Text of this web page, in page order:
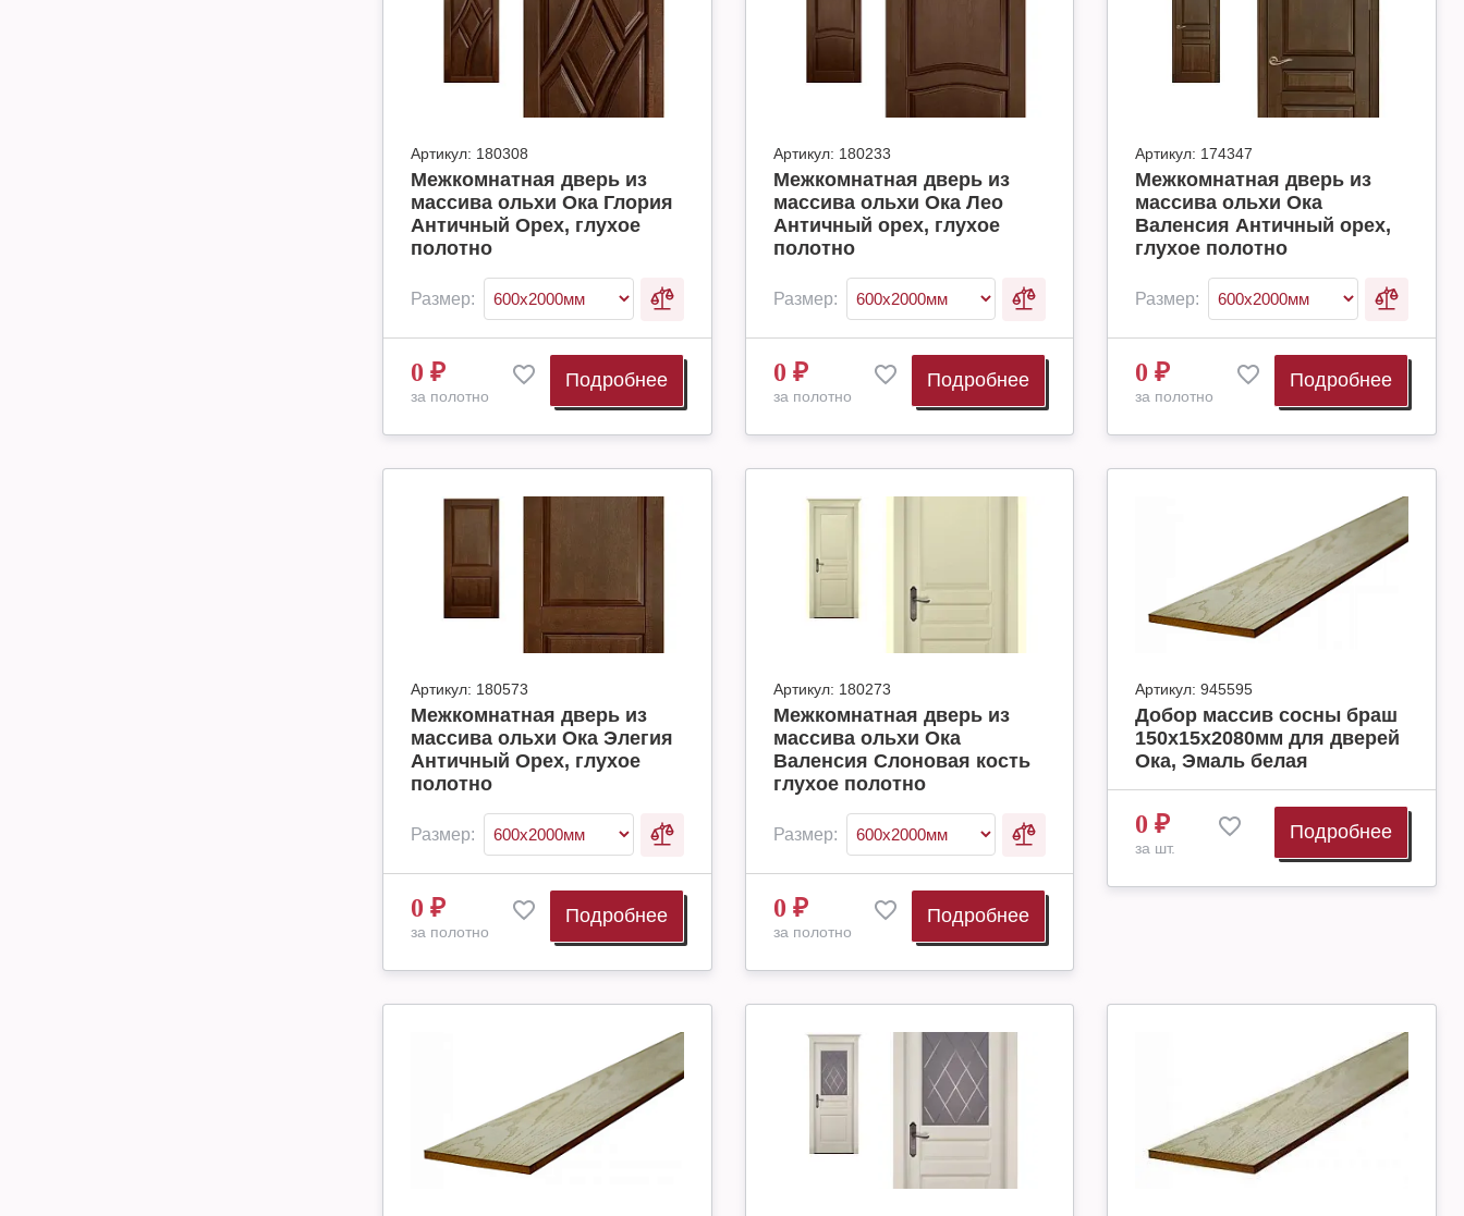
Артикул: 180308
Межкомнатная дверь из
массива ольхи Ока Глория
Античный Орех, глухое
полотно
Размер:
0 ₽
за полотно
Подробнее
Артикул: 180233
Межкомнатная дверь из
массива ольхи Ока Лео
Античный орех, глухое
полотно
Размер:
0 ₽
за полотно
Подробнее
Артикул: 174347
Межкомнатная дверь из
массива ольхи Ока
Валенсия Античный орех,
глухое полотно
Размер:
0 ₽
за полотно
Подробнее
Артикул: 180573
Межкомнатная дверь из
массива ольхи Ока Элегия
Античный Орех, глухое
полотно
Размер:
0 ₽
за полотно
Подробнее
Артикул: 180273
Межкомнатная дверь из
массива ольхи Ока
Валенсия Слоновая кость
глухое полотно
Размер:
0 ₽
за полотно
Подробнее
Артикул: 945595
Добор массив сосны браш
150х15х2080мм для дверей
Ока, Эмаль белая
0 ₽
за шт.
Подробнее